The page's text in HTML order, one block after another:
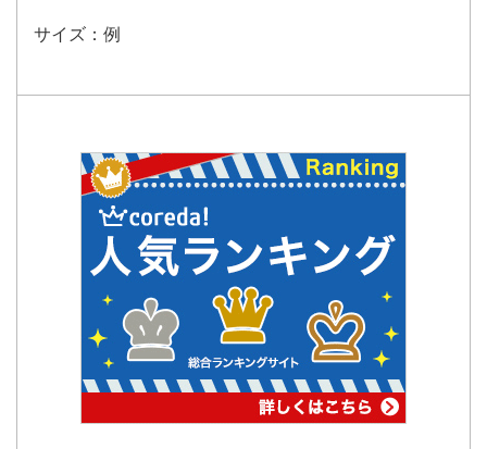
サイズ：例